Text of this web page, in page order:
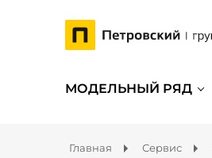
МОДЕЛЬНЫЙ РЯД
Главная Сервис